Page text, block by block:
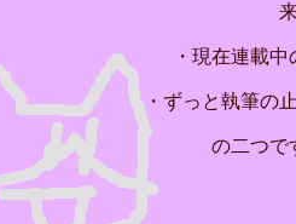
・現在連載
・ずっと執筆の
の二つで